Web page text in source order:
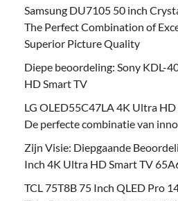
Samsung DU7105 50 inch
The Perfect Combination of
Superior Picture Quality
Diepe beoordeling: Sony KDL-
HD Smart TV
LG OLED55C47LA 4K Ultra
De perfecte combinatie van
Zijn Visie: Diepgaande
Inch 4K Ultra HD Smart TV
TCL 75T8B 75 Inch QLED Pro